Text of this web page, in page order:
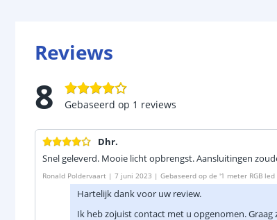
Reviews
8 Gebaseerd op 1 reviews
Dhr.
Snel geleverd. Mooie licht opbrengst. Aansluitingen
Ronald Poldervaart | 7 juni 2023 | Gebaseerd op de '1 meter RGB
Hartelijk dank voor uw review.
Ik heb zojuist contact met u opgenomen.